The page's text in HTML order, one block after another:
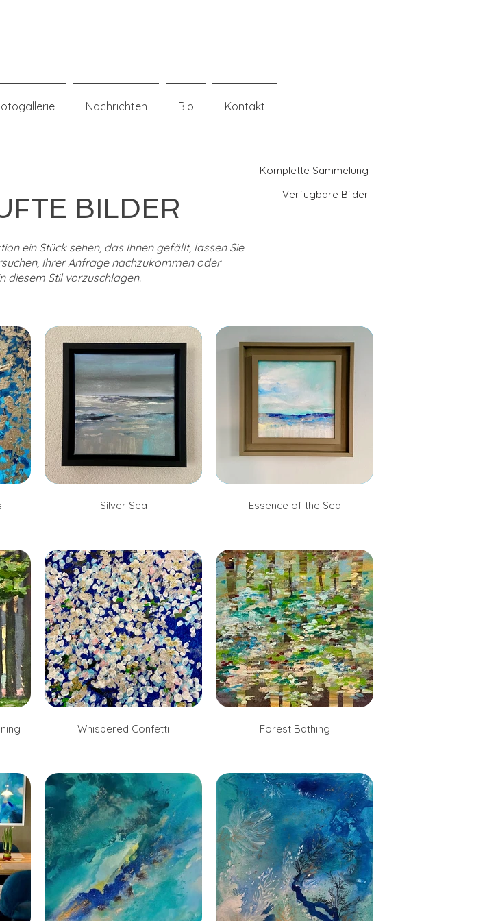
Nachrichten Bio Kontakt
BILDER
Komplette Sammelung
Verfügbare Bilder
ein Stück sehen, das Ihnen gefällt, lassen Sie
Ihrer Anfrage nachzukommen oder
diesem Stil vorzuschlagen.
Silver Sea Essence of the Sea
Whispered Confetti Forest Bathing